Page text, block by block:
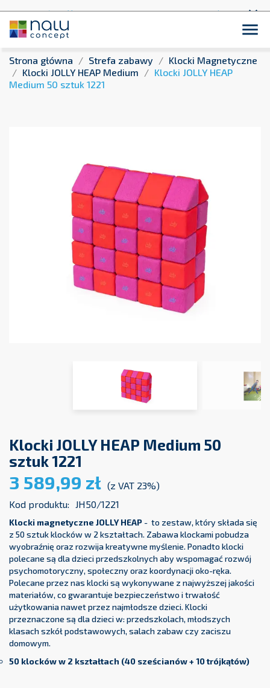
Płatność przelewem bankowym 14 dni dla podmiotów
close

Strona główna Strefa zabawy
Klocki Magnetyczne
Klocki JOLLY HEAP Medium
Klocki JOLLY HEAP
Medium 50 sztuk 1221
Klocki JOLLY HEAP Medium 50
sztuk 1221
3 589,99 zł (z VAT 23%)
Kod produktu:
JH50/1221
Klocki magnetyczne JOLLY HEAP - to zestaw, który składa się
z 50 sztuk klocków w 2 kształtach. Zabawa klockami pobudza
wyobraźnię oraz rozwija kreatywne myślenie. Ponadto klocki
polecane są dla dzieci przedszkolnych aby wspomagać rozwój
psychomotoryczny, społeczny oraz koordynacji oko-ręka.
Polecane przez nas klocki są wykonywane z najwyższej jakości
materiałów, co gwarantuje bezpieczeństwo i trwałość
użytkowania nawet przez najmłodsze dzieci. Klocki
przeznaczone są dla dzieci w: przedszkolach, młodszych
klasach szkół podstawowych, salach zabaw czy zaciszu
domowym.
50 klocków w 2 kształtach (40 sześcianów + 10 trójkątów)